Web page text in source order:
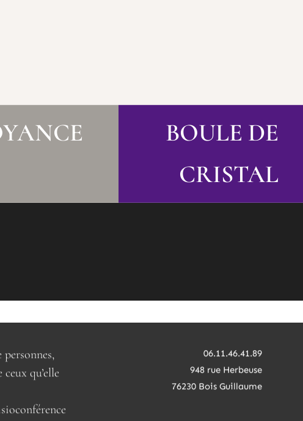
BOULE DE
CRISTAL
qu’elle
948 rue Herbeuse
76230 Bois Guillaume